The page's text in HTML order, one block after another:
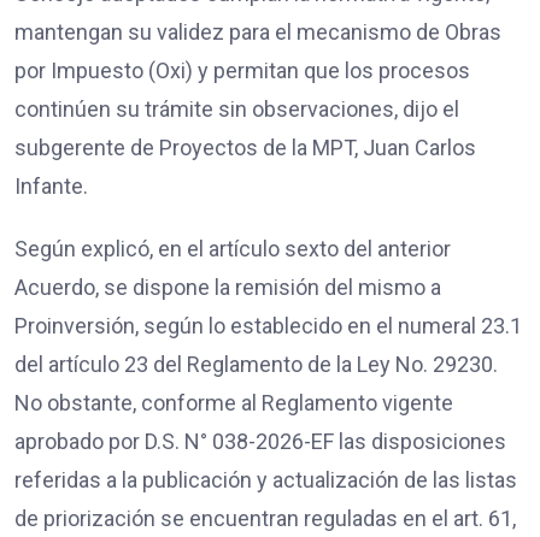
mantengan su validez para el mecanismo de Obras
por Impuesto (Oxi) y permitan que los procesos
continúen su trámite sin observaciones, dijo el
subgerente de Proyectos de la MPT, Juan Carlos
Infante.
Según explicó, en el artículo sexto del anterior
Acuerdo, se dispone la remisión del mismo a
Proinversión, según lo establecido en el numeral 23.1
del artículo 23 del Reglamento de la Ley No. 29230.
No obstante, conforme al Reglamento vigente
aprobado por D.S. N° 038-2026-EF las disposiciones
referidas a la publicación y actualización de las listas
de priorización se encuentran reguladas en el art. 61,